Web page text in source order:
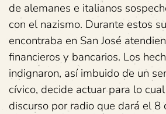
de alemanes e italianos
con el nazismo. Durante estos
encontraba en San José
financieros y bancarios. Los
indignaron, así imbuido de un
cívico, decide actuar para lo
discurso por radio que dará el 8